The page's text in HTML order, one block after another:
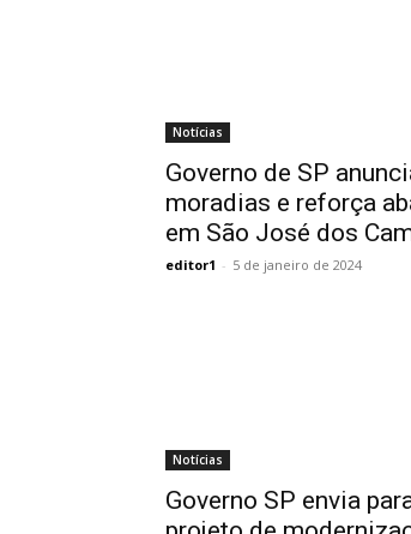
Notícias
Governo de SP
moradias e reforça
em São José dos
editor1 - 5 de janeiro de 2024
Notícias
Governo SP envia